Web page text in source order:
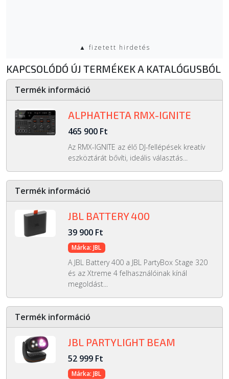
▲ fizetett hirdetés
KAPCSOLÓDÓ ÚJ TERMÉKEK A KATALÓGUSBÓL
Termék információ
ALPHATHETA RMX-IGNITE
465 900 Ft
Az RMX-IGNITE az élő DJ-fellépések kreatív
eszköztárát bővíti, ideális választás...
Termék információ
JBL BATTERY 400
39 900 Ft
Márka: JBL
A JBL Battery 400 a JBL PartyBox Stage 320
és az Xtreme 4 felhasználóinak kínál
megoldást...
Termék információ
JBL PARTYLIGHT BEAM
52 999 Ft
Márka: JBL